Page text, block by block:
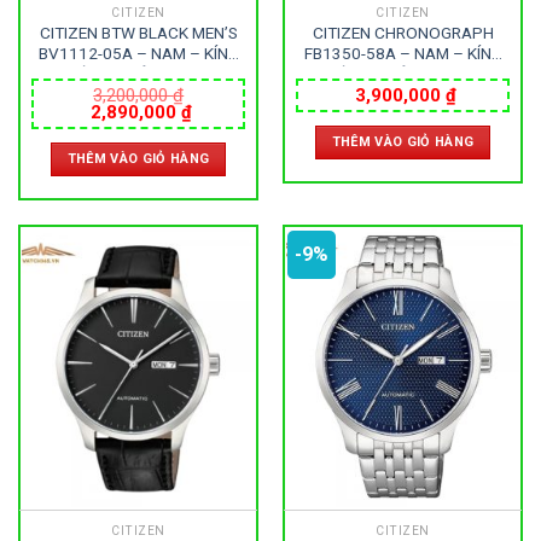
CITIZEN
CITIZEN BTW BLACK MEN’S
BV1112-05A – NAM – KÍNH
DRIVE – SIZE 40MM – MÁY
NHẬT
3,200,000₫
Giá
gốc
là:
3,200,000 ₫.
2,890,000₫Giá
hiện
tại
là:
2,890,000 ₫.
THÊM VÀO GIỎ HÀNG
CITIZEN
CITIZEN CHRONOGRAPH
FB1350-58A – NAM – KÍNH
ECO DRIVE – SIZE 40MM –
MÁY NHẬT
3,900,000 ₫
THÊM VÀO GIỎ HÀNG
CITIZEN
-9%
CITIZEN